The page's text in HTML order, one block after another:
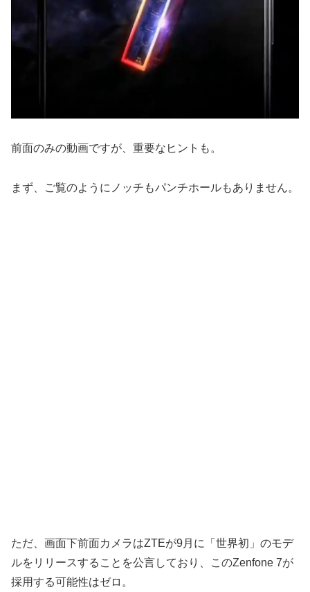
前面のみの動画ですが、重要なヒントも。
まず、ご覧のようにノッチもパンチホールもありません。
ただ、画面下前面カメラはZTEが9月に「世界初」のモデ
ルをリリースすることを公言しており、このZenfone 7が
採用する可能性はゼロ。